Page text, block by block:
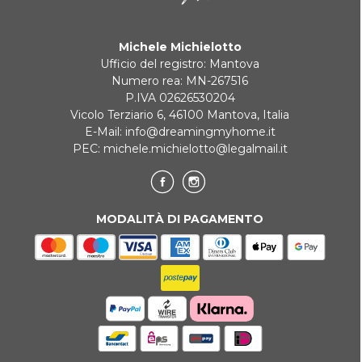
Michele Michielotto
Ufficio del registro: Mantova
Numero rea: MN-267516
P.IVA 02626530204
Vicolo Terziario 6, 46100 Mantova, Italia
E-Mail: info@dreamingmyhome.it
PEC: michele.michielotto@legalmail.it
MODALITÀ DI PAGAMENTO